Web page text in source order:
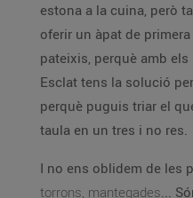
estona a la cuina, però
oferir un àpat de
pateixis, perquè amb els
Esclat tens la solució
perquè puguis triar el
taula en un tres i no res.
I no ens oblidem de les
torrons, mantegades...